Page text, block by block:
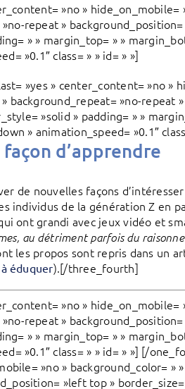
»no » hide_on_mobile=
repeat »
» » margin_top= » »
»0.1″ class= » » id= » »]
»yes » center_content= »no »
background_repeat= »no-repeat
»solid » padding= » »
» animation_speed= »0.1″
d’apprendre
de nouvelles façons
individus de la génération Z en
ont grandi avec jeux vidéo et
au détriment parfois du
les propos sont repris dans un
éduquer).[/three_fourth]
»no » hide_on_mobile=
repeat »
» » margin_top= » »
»0.1″ class= » » id= » »] [/
»no » background_color= »
»left top »